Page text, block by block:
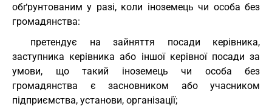
обґрунтованим у разі, коли іноземець чи особа без
громадянства:
претендує на зайняття посади керівника,
заступника керівника або іншої керівної посади за
умови, що такий іноземець чи особа без
громадянства є засновником або учасником
підприємства, установи, організації;